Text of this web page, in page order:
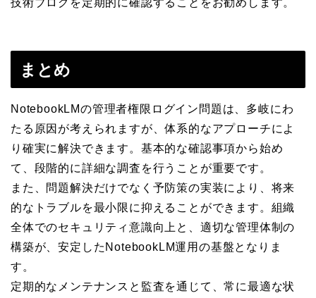
まとめ
NotebookLMの管理者権限ログイン問題は、多岐にわ
たる原因が考えられますが、体系的なアプローチによ
り確実に解決できます。基本的な確認事項から始め
て、段階的に詳細な調査を行うことが重要です。
また、問題解決だけでなく予防策の実装により、将来
的なトラブルを最小限に抑えることができます。組織
全体でのセキュリティ意識向上と、適切な管理体制の
構築が、安定したNotebookLM運用の基盤となりま
す。
定期的なメンテナンスと監査を通じて、常に最適な状